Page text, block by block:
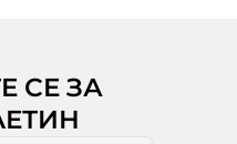
СЕ ЗА